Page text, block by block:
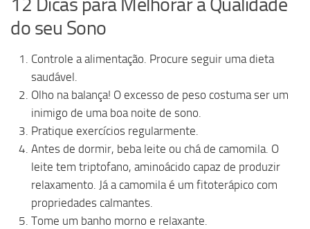
12 Dicas para Melhorar a Qualidade
do seu Sono
Controle a alimentação. Procure seguir uma dieta
saudável.
Olho na balança! O excesso de peso costuma ser um
inimigo de uma boa noite de sono.
Pratique exercícios regularmente.
Antes de dormir, beba leite ou chá de camomila. O
leite tem triptofano, aminoácido capaz de produzir
relaxamento. Já a camomila é um fitoterápico com
propriedades calmantes.
Tome um banho morno e relaxante.